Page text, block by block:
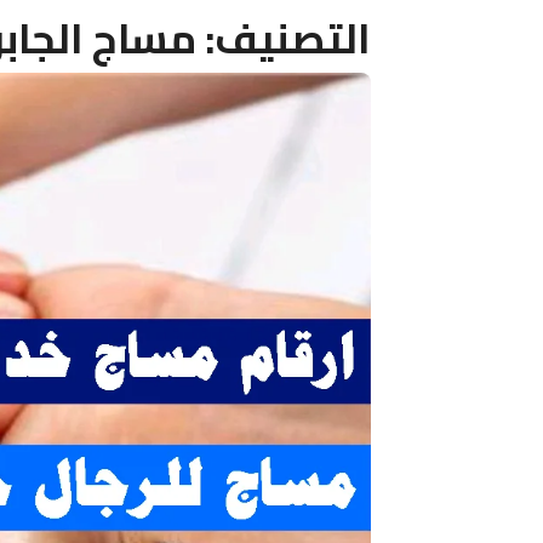
التصنيف:مساج الجابرية